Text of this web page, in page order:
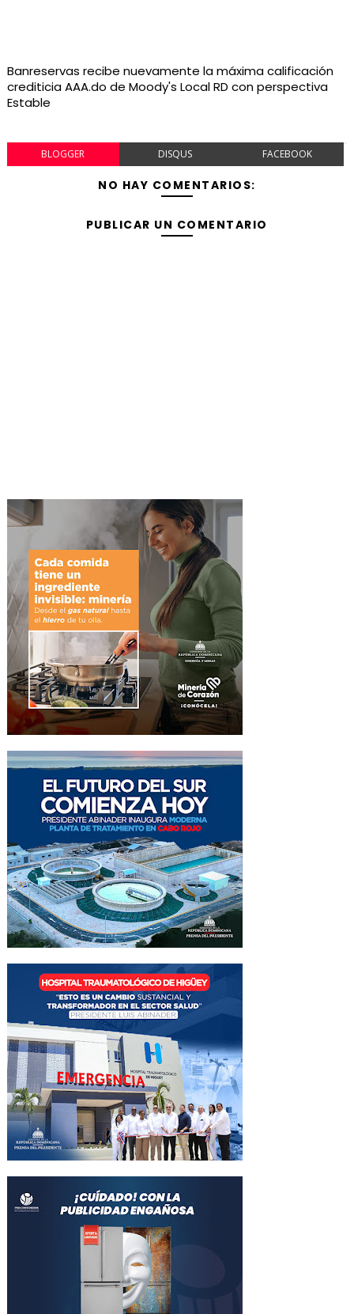
Banreservas recibe nuevamente la máxima calificación
crediticia AAA.do de Moody's Local RD con perspectiva
Estable
BLOGGER DISQUS FACEBOOK
NO HAY COMENTARIOS:
PUBLICAR UN COMENTARIO